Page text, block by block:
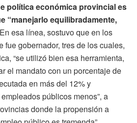
política económica provincial es
“manejarlo equilibradamente,
En esa línea, sostuvo que en los
fue gobernador, tres de los cuales,
“se utilizó bien esa herramienta,
el mandato con un porcentaje de
en más del 12% y
públicos menos”, a
donde la propensión a